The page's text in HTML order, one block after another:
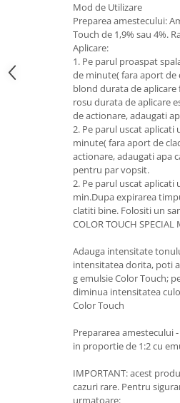
Mod de Utilizare
Preparea amestecului:
Touch de 1,9% sau 4%.
Aplicare:
1. Pe parul proaspat
de minute( fara aport de
blond durata de
rosu durata de aplicare
de actionare, adaugati
2. Pe parul uscat aplicati
minute( fara aport de
actionare, adaugati apa
pentru par vopsit.
2. Pe parul uscat aplicati
min.Dupa expirarea
clatiti bine. Folositi un
COLOR TOUCH SPECIAL
Adauga intensitate
intensitatea dorita, poti
g emulsie Color Touch;
diminua intensitatea
Color Touch
Prepararea amestecului
in proportie de 1:2 cu
IMPORTANT: acest
cazuri rare. Pentru
urmatoare: